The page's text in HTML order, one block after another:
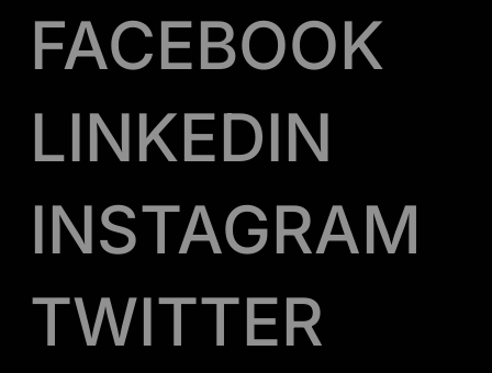
FACEBOOK
LINKEDIN
INSTAGRAM
TWITTER